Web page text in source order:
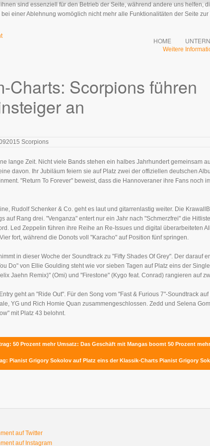
HOME
Charts: Scorpions führen
an
lange Zeit. Nicht viele Bands stehen ein halbes Jahrhundert gemeinsam
davon. Ihr Jubiläum feiern sie auf Platz zwei der offiziellen deutschen
"Return To Forever" beweist, dass die Hannoveraner ihre Fans noch
Rudolf Schenker & Co. geht es laut und gitarrenlastig weiter. Die
auf Rang drei. "Venganza" entert nur ein Jahr nach "Schmerzfrei" die
Led Zeppelin führen ihre Reihe an Re-Issues und digital überarbeiteten
fort, während die Donots voll "Karacho" auf Position fünf springen.
in dieser Woche der Soundtrack zu "Fifty Shades Of Grey". Der darauf
Do" von Ellie Goulding steht wie vor sieben Tagen auf Platz eins der
Jaehn Remix)" (Omi) und "Firestone" (Kygo feat. Conrad) rangieren auf
geht an "Ride Out". Für den Song vom "Fast & Furious 7"-Soundtrack
YG und Rich Homie Quan zusammengeschlossen. Zedd und Selena
mit Platz 43 belohnt.
50 Prozent mehr Umsatz: Das Geschäft mit Mangas boomt 50 Prozent
Pianist Grigory Sokolov auf Platz eins der Klassik-Charts Pianist Grigory
sind essenziell für den Betrieb der Seite, während andere uns
einer Ablehnung womöglich nicht mehr alle Funktionalitäten der Seite
Weitere